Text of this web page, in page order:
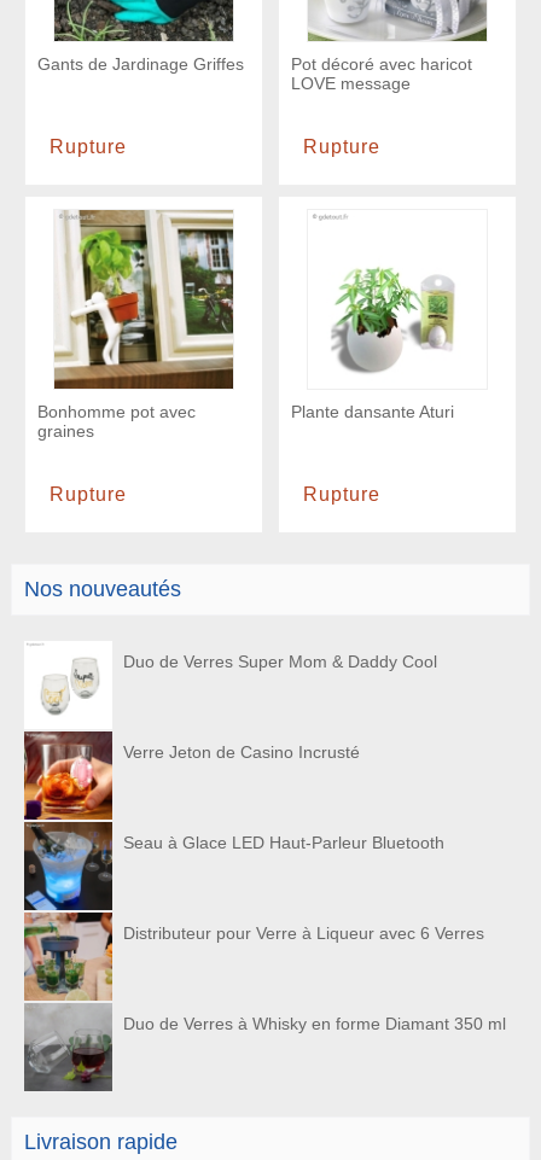
Nos nouveautés
Duo de Verres Super Mom & Daddy Cool
Verre Jeton de Casino Incrusté
Seau à Glace LED Haut-Parleur Bluetooth
Distributeur pour Verre à Liqueur avec 6 Verres
Duo de Verres à Whisky en forme Diamant 350 ml
Livraison rapide
Gants de Jardinage Griffes
Rupture
Pot décoré avec haricot
LOVE message
Rupture
Bonhomme pot avec
graines
Rupture
Plante dansante Aturi
Rupture